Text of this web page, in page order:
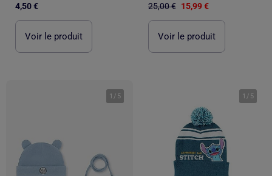
4,50 €
Voir le produit
25,00 € 15,99 €
Voir le produit
1 / 5 1 / 5